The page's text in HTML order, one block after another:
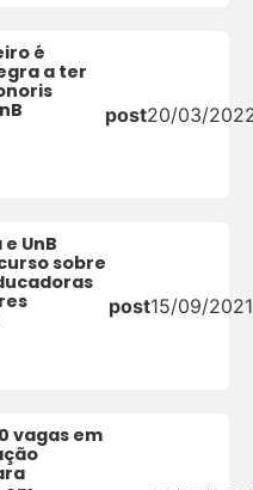
é
a ter
post20/03/
UnB
sobre
post15/09/2021
vagas em